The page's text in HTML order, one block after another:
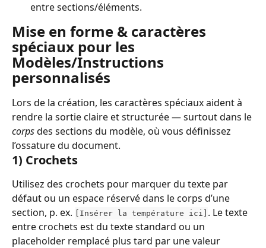
entre sections/éléments.
Mise en forme & caractères
spéciaux pour les
Modèles/Instructions
personnalisés
Lors de la création, les caractères spéciaux aident à
rendre la sortie claire et structurée — surtout dans le
corps des sections du modèle, où vous définissez
l’ossature du document.
1) Crochets
Utilisez des crochets pour marquer du texte par
défaut ou un espace réservé dans le corps d’une
section, p. ex.
[Insérer la température ici] . Le texte
entre crochets est du texte standard ou un
placeholder remplacé plus tard par une valeur